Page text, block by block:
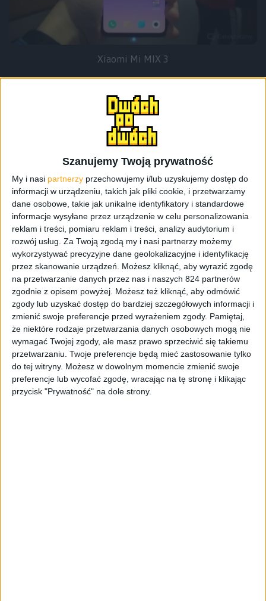
Szanujemy Twoją prywatność
My i nasi partnerzy przechowujemy i/lub uzyskujemy dostęp do
informacji w urządzeniu, takich jak pliki cookie, i przetwarzamy
dane osobowe, takie jak unikalne identyfikatory i standardowe
informacje wysyłane przez urządzenie w celu personalizowania
reklam i treści, pomiaru reklam i treści, analizy audytorium i
rozwój usług. Za Twoją zgodą my i nasi partnerzy możemy
wykorzystywać precyzyjne dane geolokalizacyjne i identyfikację
przez skanowanie urządzeń. Możesz kliknąć, aby wyrazić zgodę
na przetwarzanie danych przez nas i naszych 824 partnerów
zgodnie z opisem powyżej. Możesz też kliknąć, aby odmówić
zgody lub uzyskać dostęp do bardziej szczegółowych informacji i
zmienić swoje preferencje przed wyrażeniem zgody. Pamiętaj,
że niektóre rodzaje przetwarzania danych osobowych mogą nie
wymagać Twojej zgody, ale masz prawo sprzeciwić się takiemu
przetwarzaniu. Twoje preferencje będą mieć zastosowanie tylko
do tej witryny. Możesz w dowolnym momencie zmienić swoje
preferencje lub wycofać zgodę, wracając na tę stronę i klikając
przycisk "Prywatność" na dole strony.
Xiaomi Mi MIX 3
Sytuacja uległa zmianie dwudziestego piątego
prezentacją trzeciej generacji MIX’a
Ta seria już od samego początku była polem do popisu
oraz pokazem możliwości chińskiej korporacji.
nadchodzących innowacji.
Według Chińczyków powraca moda na slidery – może nie
dokładnie w stylu kultowych Nokii czy Sony Ericssonów,
ale zasada pozostaje ta sama. Vivo jako pierwsze
pochwaliło się wysuwanym aparatem, potem dołączyło
Oppo z automatycznym mechanizmem
pokazywania/ukrywania obu aparatów. Teraz na scenę
wchodzi Xiaomi, a już za parę dnipojawi się Magic 2
Honora.